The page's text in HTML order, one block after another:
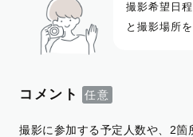
撮影希望日
と撮影場所
コメント
撮影に参加する予定人数や、2